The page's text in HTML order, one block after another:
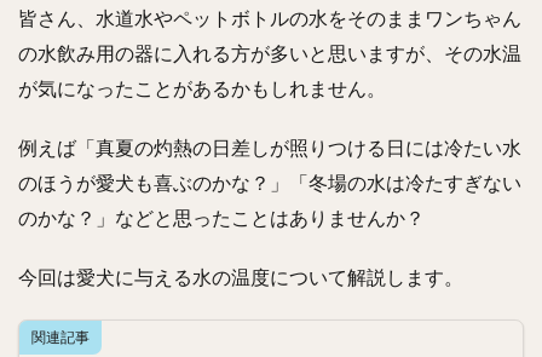
皆さん、水道水やペットボトルの水をそのままワンちゃん
の水飲み用の器に入れる方が多いと思いますが、その水温
が気になったことがあるかもしれません。
例えば「真夏の灼熱の日差しが照りつける日には冷たい水
のほうが愛犬も喜ぶのかな？」「冬場の水は冷たすぎない
のかな？」などと思ったことはありませんか？
今回は愛犬に与える水の温度について解説します。
関連記事